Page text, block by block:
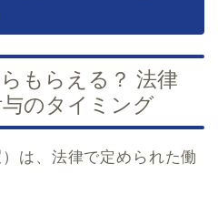
もらえる？ 法律
のタイミング
は、法律で定められた働